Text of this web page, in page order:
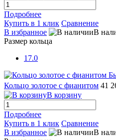
Подробнее
Купить в 1 клик Сравнение
В избранное
В
Размер кольца
17.0
Кольцо золотое с фианитом 41
В корзину
Подробнее
Купить в 1 клик Сравнение
В избранное
В